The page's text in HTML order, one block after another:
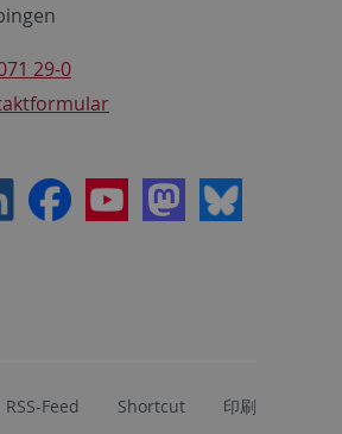
29-0
FacebookYoutubeMastodon
Bluesky
RSS-Feed Shortcut 印刷